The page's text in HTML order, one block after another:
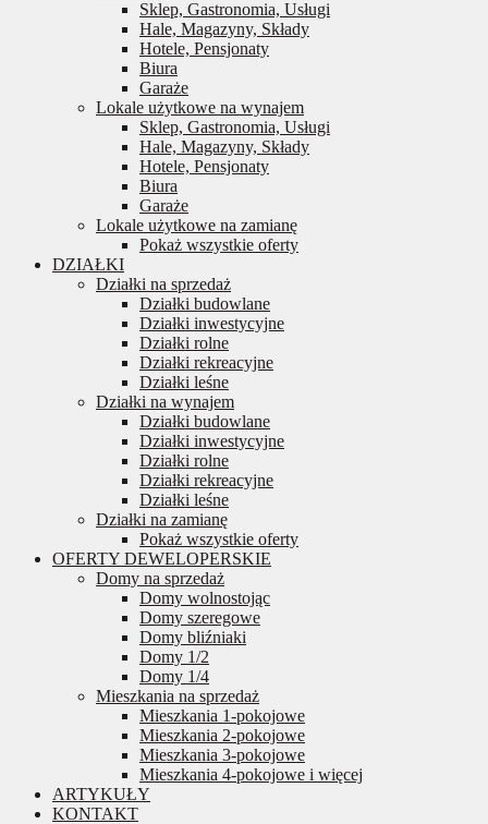
Sklep, Gastronomia, Usługi
Hale, Magazyny, Składy
Hotele, Pensjonaty
Biura
Garaże
Lokale użytkowe na wynajem
Sklep, Gastronomia, Usługi
Hale, Magazyny, Składy
Hotele, Pensjonaty
Biura
Garaże
Lokale użytkowe na zamianę
Pokaż wszystkie oferty
DZIAŁKI
Działki na sprzedaż
Działki budowlane
Działki inwestycyjne
Działki rolne
Działki rekreacyjne
Działki leśne
Działki na wynajem
Działki budowlane
Działki inwestycyjne
Działki rolne
Działki rekreacyjne
Działki leśne
Działki na zamianę
Pokaż wszystkie oferty
OFERTY DEWELOPERSKIE
Domy na sprzedaż
Domy wolnostojąc
Domy szeregowe
Domy bliźniaki
Domy 1/2
Domy 1/4
Mieszkania na sprzedaż
Mieszkania 1-pokojowe
Mieszkania 2-pokojowe
Mieszkania 3-pokojowe
Mieszkania 4-pokojowe i więcej
ARTYKUŁY
KONTAKT